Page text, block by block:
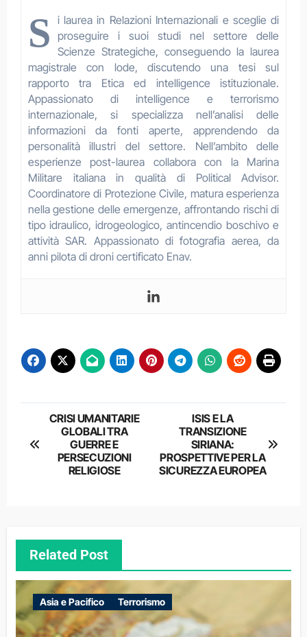
S i laurea in Relazioni Internazionali e sceglie di
proseguire i suoi studi nel settore delle
Scienze Strategiche, conseguendo la laurea
magistrale con lode, discutendo una tesi sul
rapporto tra Etica ed intelligence istituzionale.
Appassionato di intelligence e terrorismo
internazionale, si specializza nell’analisi delle
informazioni da fonti aperte, apprendendo da
personalità illustri del settore. Nell’ambito delle
esperienze post-laurea collabora con la Marina
Militare italiana in qualità di Political Advisor.
Coordinatore di Protezione Civile, matura esperienza
nella gestione delle emergenze, affrontando rischi di
tipo idraulico, idrogeologico, antincendio boschivo e
attività SAR. Appassionato di fotografia aerea, da
anni pilota di droni certificato Enav.
Navigazione
articoli
CRISI UMANITARIE
GLOBALI TRA
GUERRE E
PERSECUZIONI
RELIGIOSE
ISIS E LA
TRANSIZIONE
SIRIANA:
PROSPETTIVE PER LA
SICUREZZA EUROPEA
Related Post
Asia e Pacifico Terrorismo